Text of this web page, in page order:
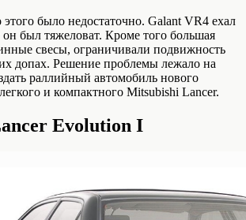
этого было недостаточно. Galant VR4 ехал
был тяжеловат. Кроме того большая
свесы, ограничивали подвижность
допах. Решение проблемы лежало на
раллийный автомобиль нового
и компактного Mitsubishi Lancer.
Evolution I